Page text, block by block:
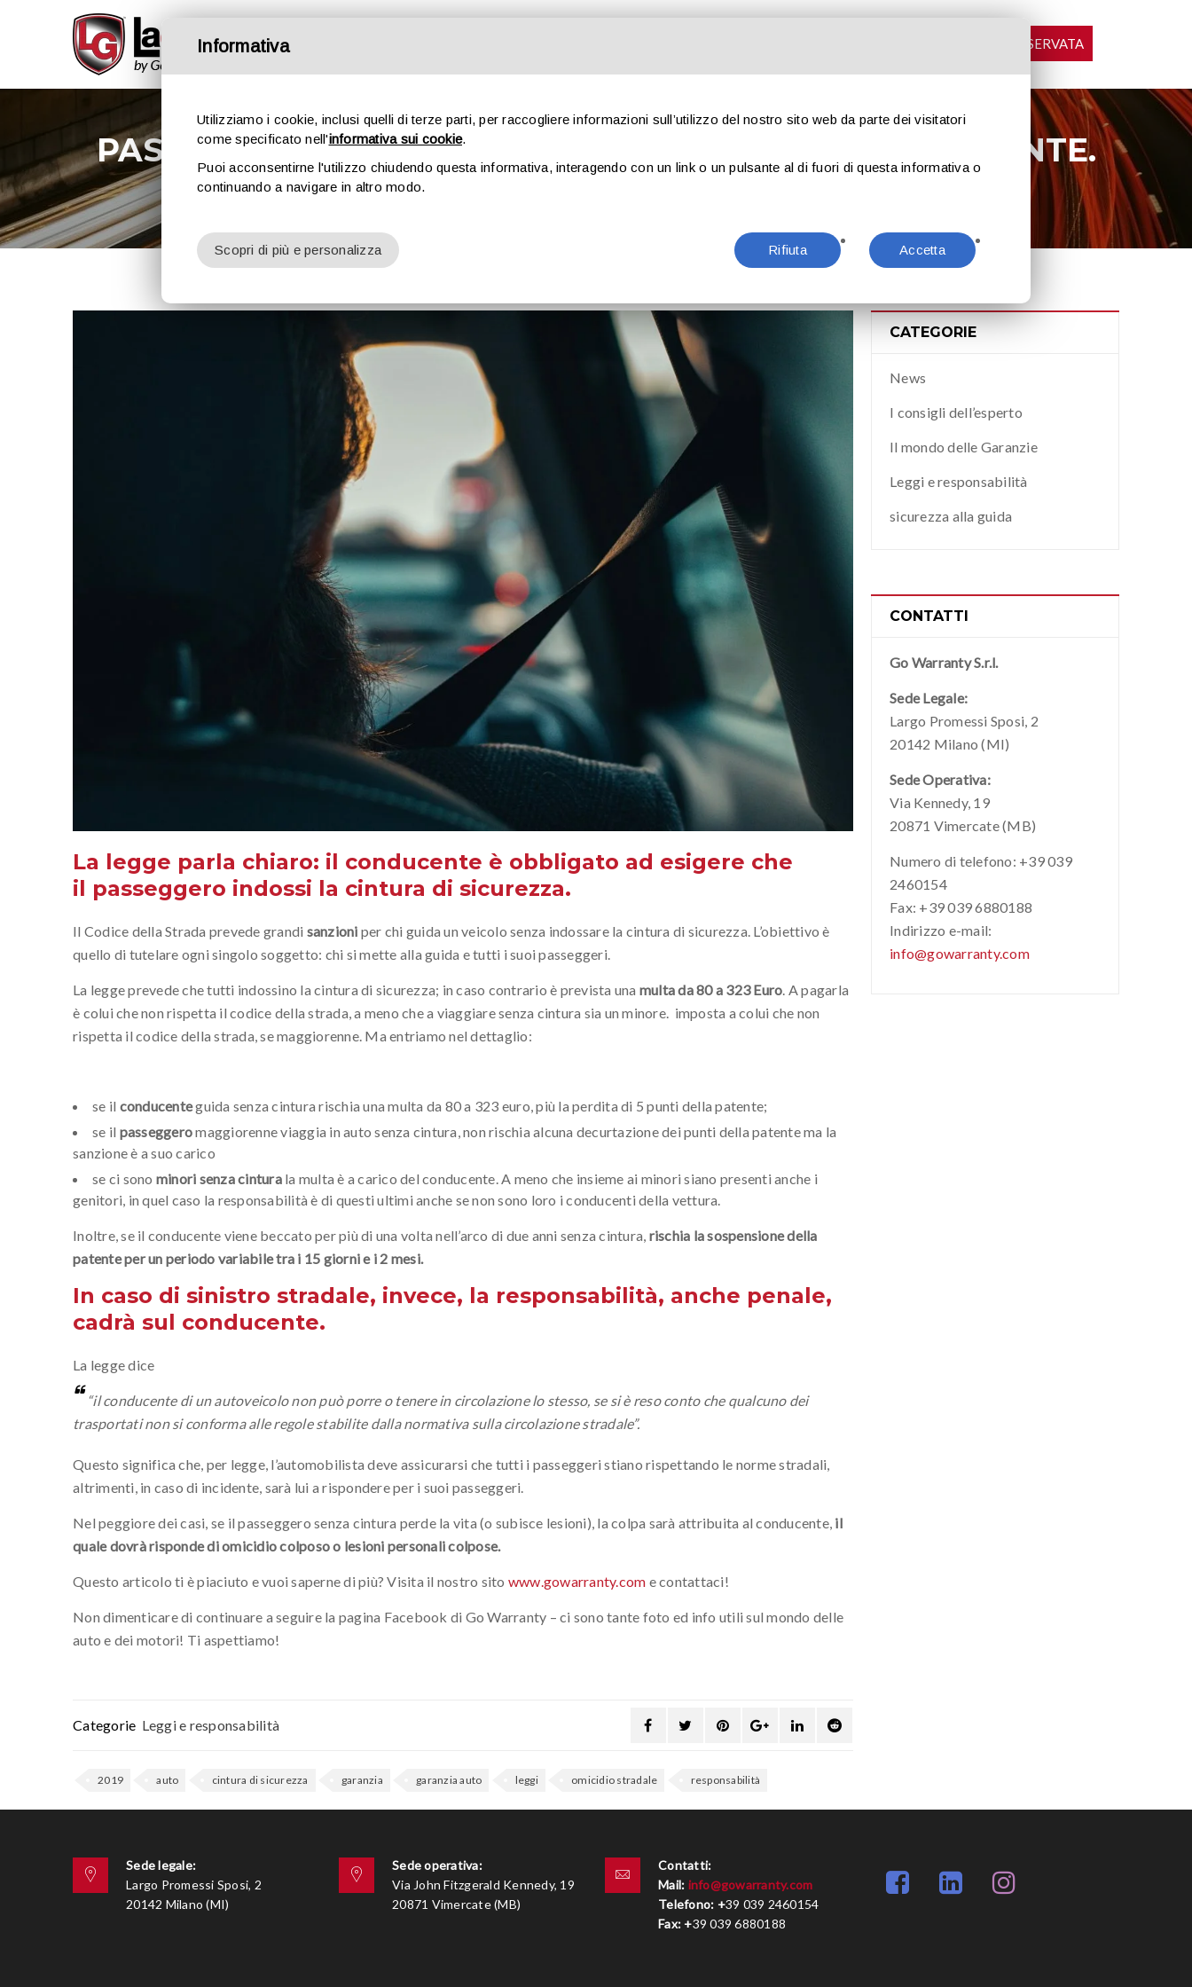
LOGIN AREA RISERVATA
PASSEGGERO SENZA CINTURA: RISPONDE IL CONDUCENTE.
Home › Leggi e responsabilità
La legge parla chiaro: il conducente è obbligato ad esigere che
il passeggero indossi la cintura di sicurezza.
Il Codice della Strada prevede grandi sanzioni per chi guida un veicolo senza indossare la cintura di sicurezza. L’obiettivo è
quello di tutelare ogni singolo soggetto: chi si mette alla guida e tutti i suoi passeggeri.
La legge prevede che tutti indossino la cintura di sicurezza; in caso contrario è prevista una multa da 80 a 323 Euro . A pagarla
è colui che non rispetta il codice della strada, a meno che a viaggiare senza cintura sia un minore. imposta a colui che non
rispetta il codice della strada, se maggiorenne. Ma entriamo nel dettaglio:
se il conducenteguida senza cintura rischia una multa da 80 a 323 euro, più la perdita di 5 punti della patente;
se il passeggeromaggiorenne viaggia in auto senza cintura, non rischia alcuna decurtazione dei punti della patente ma la
sanzione è a suo carico
se ci sono minori senza cintura la multa è a carico del conducente. A meno che insieme ai minori siano presenti anche i
genitori, in quel caso la responsabilità è di questi ultimi anche se non sono loro i conducenti della vettura.
Inoltre, se il conducente viene beccato per più di una volta nell’arco di due anni senza cintura, rischia la sospensione della
patente per un periodo variabile tra i 15 giorni e i 2 mesi.
In caso di sinistro stradale, invece, la responsabilità, anche penale,
cadrà sul conducente.
La legge dice
“il conducente di un autoveicolo non può porre o tenere in circolazione lo stesso, se si è reso conto che qualcuno dei
trasportati non si conforma alle regole stabilite dalla normativa sulla circolazione stradale”.
Questo significa che, per legge, l’automobilista deve assicurarsi che tutti i passeggeri stiano rispettando le norme stradali,
altrimenti, in caso di incidente, sarà lui a rispondere per i suoi passeggeri.
Nel peggiore dei casi, se il passeggero senza cintura perde la vita (o subisce lesioni), la colpa sarà attribuita al conducente, il
quale dovrà risponde di omicidio colposo o lesioni personali colpose.
Questo articolo ti è piaciuto e vuoi saperne di più? Visita il nostro sito www.gowarranty.com e contattaci!
Non dimenticare di continuare a seguire la pagina Facebook di Go Warranty – ci sono tante foto ed info utili sul mondo delle
auto e dei motori! Ti aspettiamo!
Categorie Leggi e responsabilità
2019 auto cintura di sicurezza garanzia garanzia auto leggi omicidio stradale responsabilità
CATEGORIE
News
I consigli dell’esperto
Il mondo delle Garanzie
Leggi e responsabilità
sicurezza alla guida
CONTATTI
Go Warranty S.r.l.
Sede Legale:
Largo Promessi Sposi, 2
20142 Milano (MI)
Sede Operativa:
Via Kennedy, 19
20871 Vimercate (MB)
Numero di telefono: +39 039
2460154
Fax: +39 039 6880188
Indirizzo e-mail:
info@gowarranty.com
Sede legale:
Largo Promessi Sposi, 2
20142 Milano (MI)
Sede operativa:
Via John Fitzgerald Kennedy, 19
20871 Vimercate (MB)
Contatti:
Mail: info@gowarranty.com
Telefono: +39 039 2460154
Fax: +39 039 6880188
Informativa
Utilizziamo i cookie, inclusi quelli di terze parti, per raccogliere informazioni sull’utilizzo del nostro sito web da parte dei visitatori
come specificato nell'informativa sui cookie.
Puoi acconsentirne l'utilizzo chiudendo questa informativa, interagendo con un link o un pulsante al di fuori di questa informativa o
continuando a navigare in altro modo.
Rifiuta Accetta
Scopri di più e personalizza